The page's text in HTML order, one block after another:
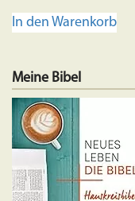
In den Warenkorb
Meine Bibel